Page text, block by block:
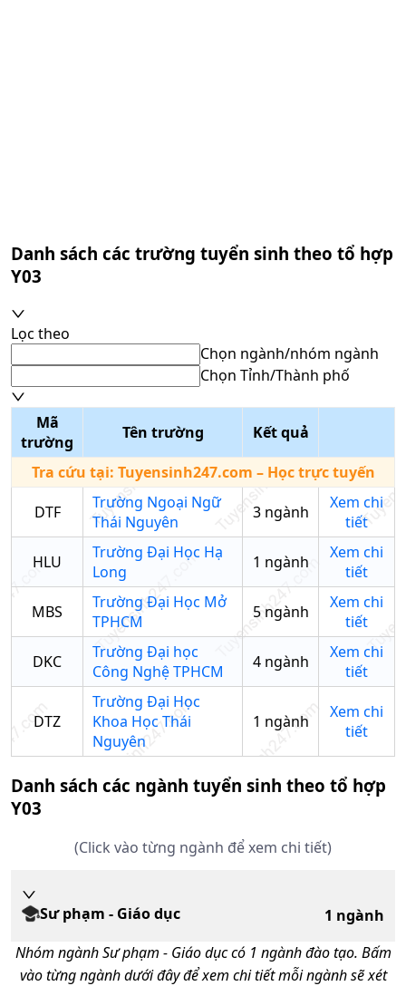
Danh sách các trường tuyển sinh theo tổ hợp
Y03
Lọc theo
Chọn ngành/nhóm ngành
Chọn Tỉnh/Thành phố
Mã
trường
Tên trường
Kết quả
Tra cứu tại: Tuyensinh247.com – Học trực tuyến
DTF
Trường Ngoại Ngữ
Thái Nguyên
3ngành
Xem chi
tiết
HLU
Trường Đại Học Hạ
Long
1 ngành
Xem chi
tiết
MBS
Trường Đại Học Mở
TPHCM
5ngành
Xem chi
tiết
DKC
Trường Đại học
Công Nghệ TPHCM
4ngành
Xem chi
tiết
DTZ
Trường Đại Học
Khoa Học Thái
Nguyên
1 ngành
Xem chi
tiết
Danh sách các ngành tuyển sinh theo tổ hợp
Y03
(Click vào từng ngành để xem chi tiết)
Sư phạm - Giáo dục 1 ngành
Nhóm ngànhSư phạm - Giáo dụccó 1 ngành đào tạo. Bấm
vào từng ngành dưới đây để xem chi tiết mỗi ngành sẽ xét